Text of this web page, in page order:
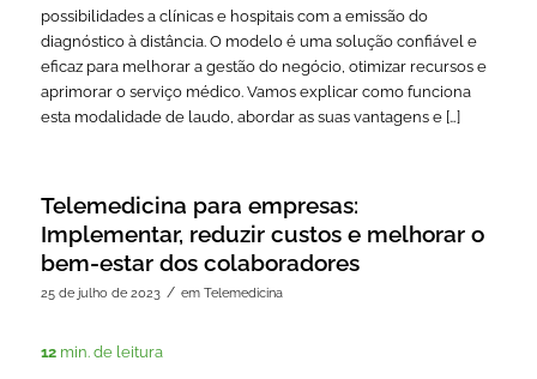
possibilidades a clínicas e hospitais com a emissão do
diagnóstico à distância. O modelo é uma solução confiável e
eficaz para melhorar a gestão do negócio, otimizar recursos e
aprimorar o serviço médico. Vamos explicar como funciona
esta modalidade de laudo, abordar as suas vantagens e […]
Telemedicina para empresas:
Implementar, reduzir custos e melhorar o
bem-estar dos colaboradores
25 de julho de 2023 / em Telemedicina
12 min. de leitura